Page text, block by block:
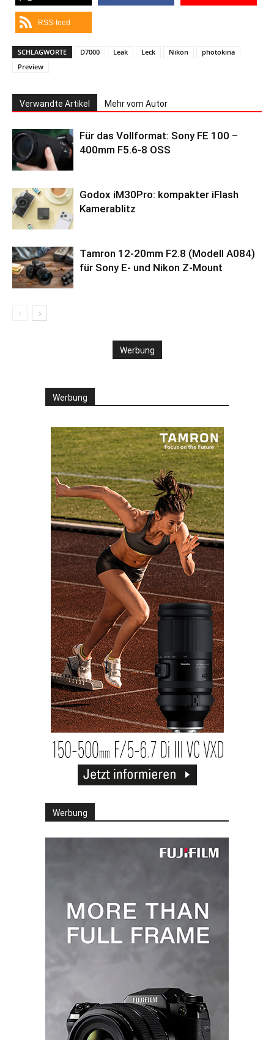
RSS-feed
SCHLAGWORTE D7000 Leak Leck Nikon
photokina
Preview
Verwandte Artikel Mehr vom Autor
Für das Vollformat: Sony FE 100 –
400mm F5.6-8 OSS
Godox iM30Pro: kompakter iFlash
Kamerablitz
Tamron 12-20mm F2.8 (Modell A084)
für Sony E- und Nikon Z-Mount
Werbung
Werbung
Werbung